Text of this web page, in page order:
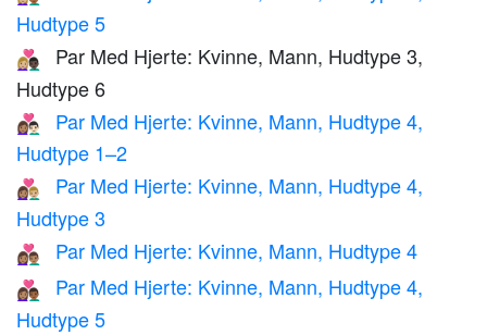
Hudtype 5
👩🏼‍❤️‍👨🏿
Par Med Hjerte: Kvinne, Mann, Hudtype 3,
Hudtype 6
👩🏽‍❤️‍👨🏻
Par Med Hjerte: Kvinne, Mann, Hudtype 4,
Hudtype 1–2
👩🏽‍❤️‍👨🏼
Par Med Hjerte: Kvinne, Mann, Hudtype 4,
Hudtype 3
👩🏽‍❤️‍👨🏽 Par Med Hjerte: Kvinne, Mann, Hudtype 4
👩🏽‍❤️‍👨🏾
Par Med Hjerte: Kvinne, Mann, Hudtype 4,
Hudtype 5